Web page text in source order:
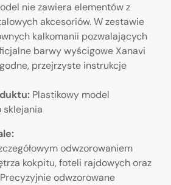
nie zawiera elementów z
akcesoriów. W zestawie
kalkomanii pozwalających
barwy wyścigowe Xanavi
przejrzyste instrukcje
Plastikowy model
sklejania
odwzorowaniem
kokpitu, foteli rajdowych oraz
odwzorowane